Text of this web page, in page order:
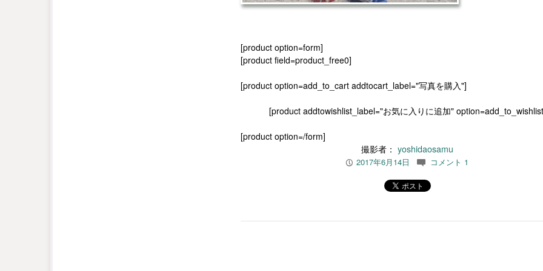
[product option=form]
[product field=product_free0]
[product option=add_to_cart addtocart_label="写真を購入"]
[product addtowishlist_label="お気に入りに追加"
[product option=/form]
撮影者： yoshidaosamu
P 2017年6月14日 c コメント 1